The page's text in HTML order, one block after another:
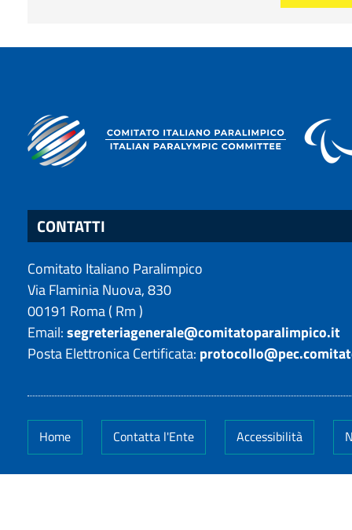
CONTATTI
Comitato Italiano Paralimpico
Via Flaminia Nuova, 830
00191 Roma( Rm)
Email:segreteriagenerale@comitatoparalimpico.it
Posta Elettronica Certificata:
Home Contatta l'Ente Accessibilità